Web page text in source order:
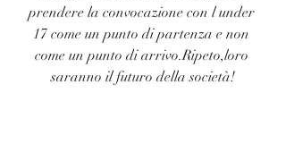
prendere la convocazione con l under
17 come un punto di partenza e non
come un punto di arrivo.Ripeto,loro
saranno il futuro della società!